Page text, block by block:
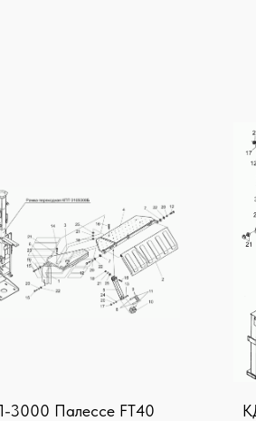
3000 Палессе FT40